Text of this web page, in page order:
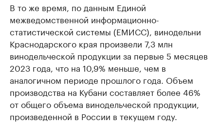
В то же время, по данным Единой
межведомственной информационно-
статистической системы (ЕМИСС), винодельни
Краснодарского края произвели 7,3 млн
винодельческой продукции за первые 5 месяцев
2023 года, что на 10,9% меньше, чем в
аналогичном периоде прошлого года. Объем
производства на Кубани составляет более 46%
от общего объема винодельческой продукции,
произведенной в России в текущем году.